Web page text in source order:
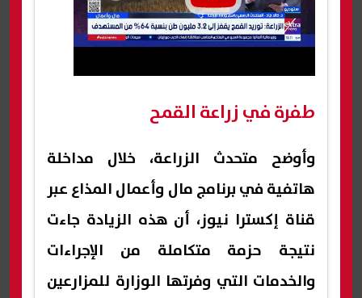
طفرة في زراعة القمح
وأوضح متحدث الزراعة، خلال مداخلة
هاتفية في برنامج مال وأعمال المذاع عبر
قناة إكسترا نيوز، أن هذه الزيادة جاءت
نتيجة حزمة متكاملة من الإجراءات
والخدمات التي وفرتها الوزارة للمزارعين